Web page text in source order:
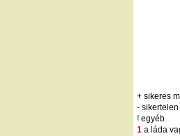
+ sikeres
-
! egyéb
1 a láda